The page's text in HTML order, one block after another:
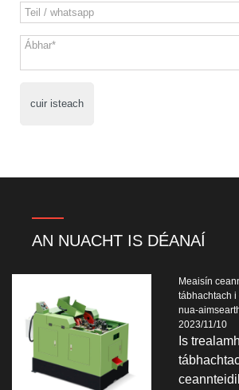
cuir isteach
AN NUACHT IS DÉANAÍ
Meaisín
tábhachtach
nua-
2023/11/10
Is